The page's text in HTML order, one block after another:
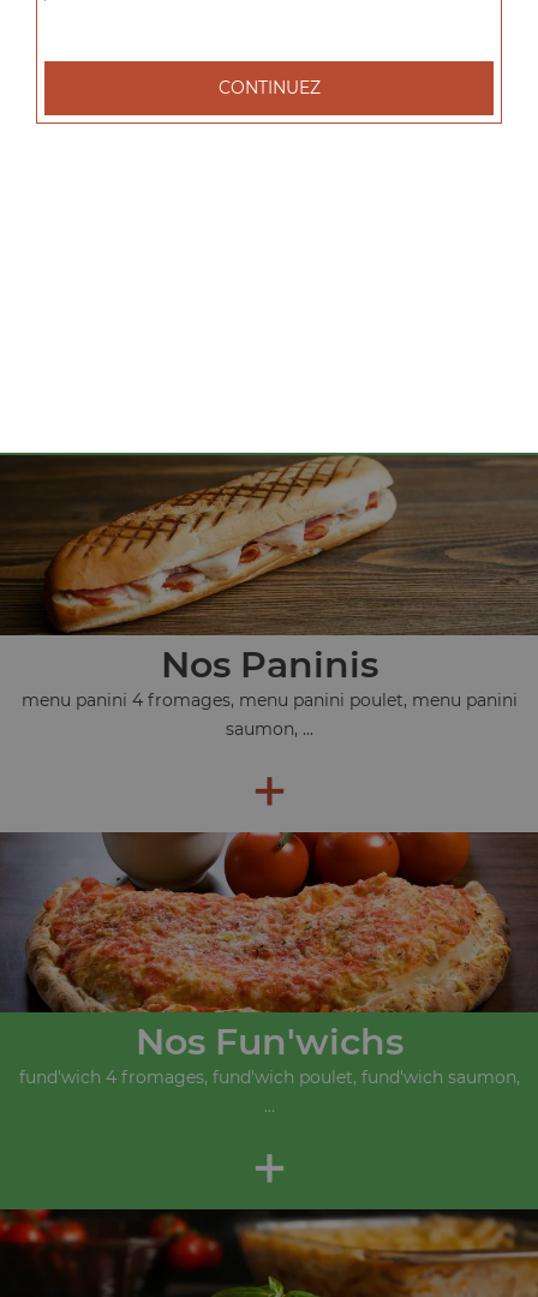
+
Nos Paninis
menu panini 4 fromages, menu panini poulet, menu panini
saumon, ...
+
Nos Fun'wichs
fund'wich 4 fromages, fund'wich poulet, fund'wich saumon,
...
+
CONTINUEZ